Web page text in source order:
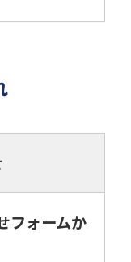
フォームか